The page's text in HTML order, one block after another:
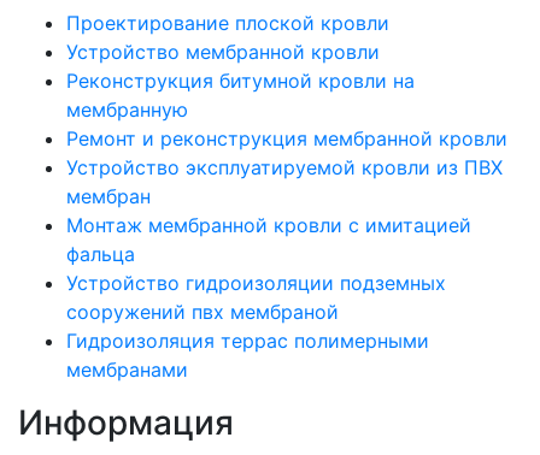
Проектирование плоской кровли
Устройство мембранной кровли
Реконструкция битумной кровли на
мембранную
Ремонт и реконструкция мембранной кровли
Устройство эксплуатируемой кровли из ПВХ
мембран
Монтаж мембранной кровли с имитацией
фальца
Устройство гидроизоляции подземных
сооружений пвх мембраной
Гидроизоляция террас полимерными
мембранами
Информация